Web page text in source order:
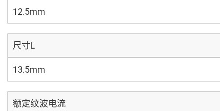
12.5mm
尺寸L
13.5mm
额定纹波电流